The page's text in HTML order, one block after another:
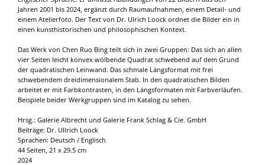
Jahren 2001 bis 2024, ergänzt durch Raumaufnahmen, einem Detail- und
einem Atelierfoto. Der Text von Dr. Ulrich Loock ordnet die Bilder ein in
einen kunsthistorischen und philosophischen Kontext.
Das Werk von Chen Ruo Bing teilt sich in zwei Gruppen: Das sich an allen
vier Seiten leicht konvex wölbende Quadrat schwebend auf dem Grund
der quadratischen Leinwand. Das schmale Längsformat mit frei
schwebendem dreidimensionalem Stab. In den quadratischen Bilden
arbeitet er mit Farbkontrasten, in den Längsformaten mit Farbverläufen.
Beispiele beider Werkgruppen sind im Katalog zu sehen.
Hrsg.: Galerie Albrecht und Galerie Frank Schlag & Cie. GmbH
Beiträge: Dr. Ullrich Loock
Sprachen: Deutsch / Englisch
44 Seiten, 21 x 29.5 cm
2024